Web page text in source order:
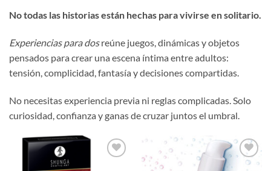
No todas las historias están hechas para vivirse en solitario.
Experiencias para dosreúne juegos, dinámicas y objetos
pensados para crear una escena íntima entre adultos:
tensión, complicidad, fantasía y decisiones compartidas.
No necesitas experiencia previa ni reglas complicadas. Solo
curiosidad, confianza y ganas de cruzar juntos el umbral.
Añadir